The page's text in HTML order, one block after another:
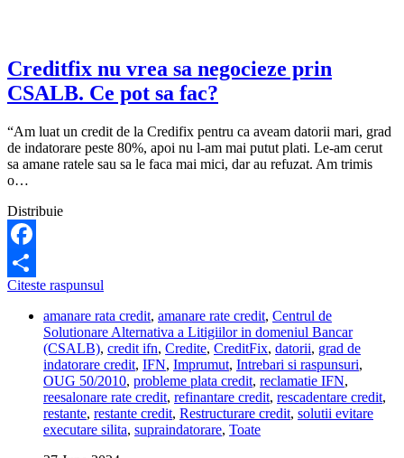
sa
fac?
Creditfix nu vrea sa negocieze prin
CSALB. Ce pot sa fac?
“Am luat un credit de la Credifix pentru ca aveam datorii mari, grad
de indatorare peste 80%, apoi nu l-am mai putut plati. Le-am cerut
sa amane ratele sau sa le faca mai mici, dar au refuzat. Am trimis
o…
Distribuie
Facebook
Share
Citeste raspunsul
vrea
sa
negocieze
prin
CSALB.
Ce
pot
sa
amanare rata credit, amanare rate credit, Centrul de
Solutionare Alternativa a Litigiilor in domeniul Bancar
(CSALB), credit ifn, Credite, CreditFix, datorii, grad de
indatorare credit, IFN, Imprumut, Intrebari si raspunsuri,
OUG 50/2010, probleme plata credit, reclamatie IFN,
reesalonare rate credit, refinantare credit, rescadentare credit,
restante, restante credit, Restructurare credit, solutii evitare
executare silita, supraindatorare, Toate